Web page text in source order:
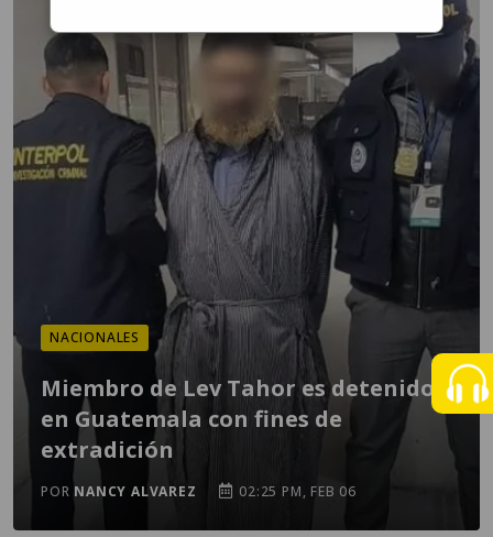
NACIONALES
Miembro de Lev Tahor es detenido
en Guatemala con fines de
extradición
POR NANCY ALVAREZ 02:25 PM, FEB 06